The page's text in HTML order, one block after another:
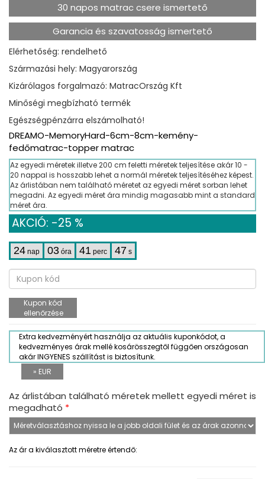
30 napos matrac csere ismertető
Garancia és szavatosság ismertető
Elérhetőség: rendelhető
Származási hely: Magyarország
Kizárólagos forgalmazó: MatracOrszág Kft
Minőségi megbízható termék
Egészségpénzárra elszámolható!
DREAMO-MemoryHard-6cm-8cm-kemény-
fedőmatrac-topper matrac
Az egyedi méretek illetve 200 cm feletti méretek teljesítése akár 10 -
20 nappal is hosszabb lehet a normál méretek teljesítéséhez képest.
Az árlistában nem található méretet az egyedi méret sorban lehet
megadni. Az egyedi méret ára mindig magasabb mint a standard
méret ára.
AKCIÓ: -25 %
24 nap 03 óra 41 perc 46 s
Kupon kód
ellenőrzése
Extra kedvezményért használja az aktuális kuponkódot, a
kedvezményes árak mellé kosárösszegtől függően országosan
akár INGYENES szállítást is biztosítunk.
» EUR
Az árlistában található méretek mellett egyedi méret is
megadható *
Az ár a kiválasztott méretre értendő: